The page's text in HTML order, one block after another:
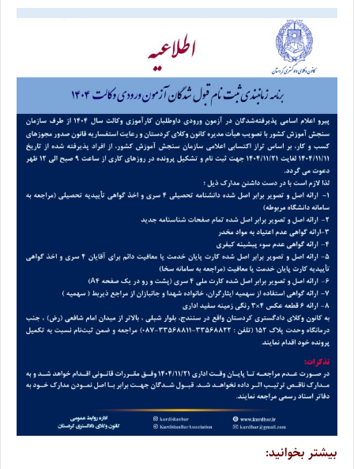
بیشتر بخوانید: